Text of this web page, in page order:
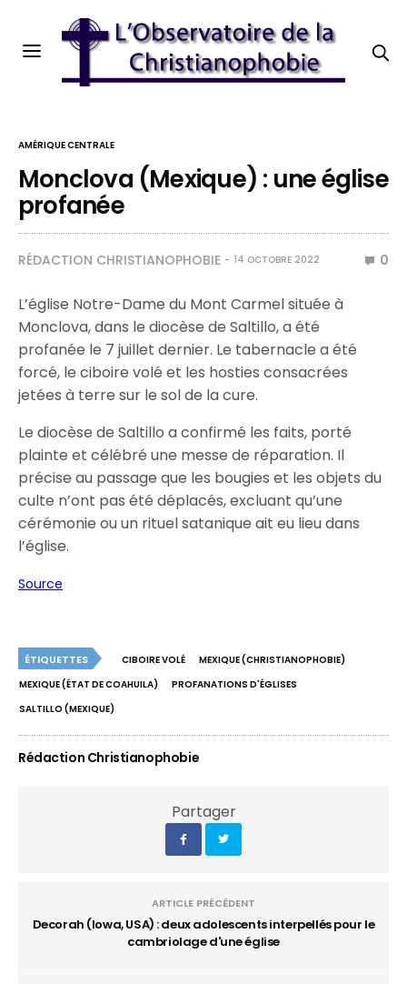
AMÉRIQUE CENTRALE
Monclova (Mexique) : une église
profanée
RÉDACTION CHRISTIANOPHOBIE 14 OCTOBRE 2022 0
L’église Notre-Dame du Mont Carmel située à
Monclova, dans le diocèse de Saltillo, a été
profanée le 7 juillet dernier. Le tabernacle a été
forcé, le ciboire volé et les hosties consacrées
jetées à terre sur le sol de la cure.
Le diocèse de Saltillo a confirmé les faits, porté
plainte et célébré une messe de réparation. Il
précise au passage que les bougies et les objets du
culte n’ont pas été déplacés, excluant qu’une
cérémonie ou un rituel satanique ait eu lieu dans
l’église.
Source
ÉTIQUETTES CIBOIRE VOLÉ
MEXIQUE (CHRISTIANOPHOBIE)
MEXIQUE (ÉTAT DE COAHUILA)
PROFANATIONS D'ÉGLISES
SALTILLO (MEXIQUE)
Rédaction Christianophobie
Partager
ARTICLE PRÉCÉDENT
Decorah (Iowa, USA) : deux adolescents interpellés pour le
cambriolage d'une église